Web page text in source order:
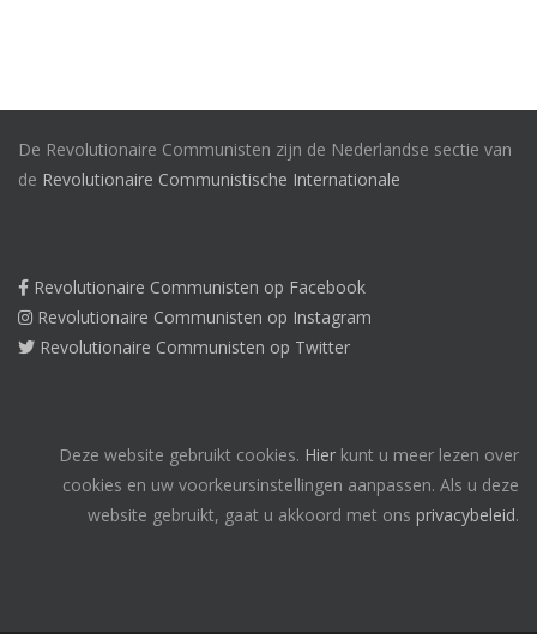
De Revolutionaire Communisten zijn de Nederlandse sectie van
de Revolutionaire Communistische Internationale
Revolutionaire Communisten op Facebook
Revolutionaire Communisten op Instagram
Revolutionaire Communisten op Twitter
Deze website gebruikt cookies. Hier kunt u meer lezen over
cookies en uw voorkeursinstellingen aanpassen. Als u deze
website gebruikt, gaat u akkoord met ons privacybeleid.